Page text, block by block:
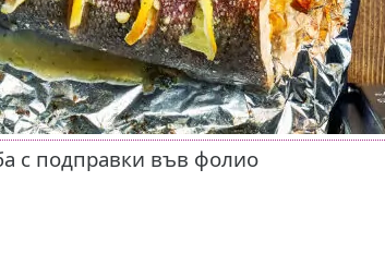
с подправки във фолио